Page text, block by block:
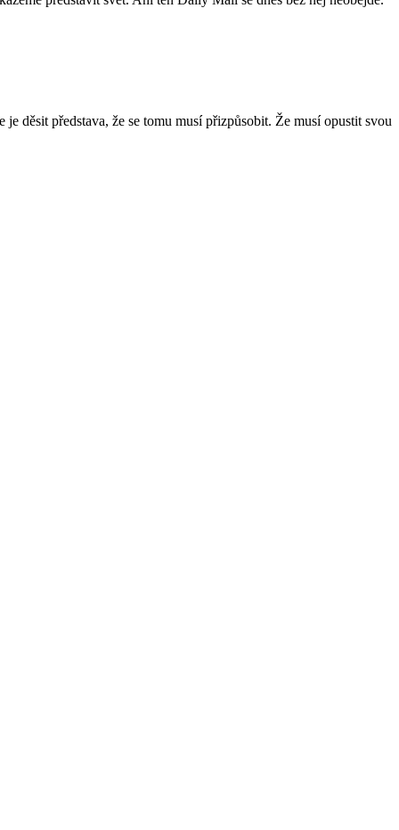
děsit představa, že se tomu musí přizpůsobit. Že musí opustit svou